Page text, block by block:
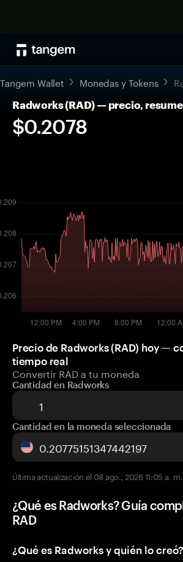
Tangem Wallet Monedas y Tokens
Radworks (RAD) — precio,
$0.2078
Precio de Radworks (RAD) hoy —
tiempo real
Convertir RAD a tu moneda
Cantidad en Radworks
Cantidad en la moneda seleccionada
Última actualización el 08 ago., 2026 11:05 a. m.
¿Qué es Radworks? Guía
RAD
¿Qué es Radworks y quién lo creó?